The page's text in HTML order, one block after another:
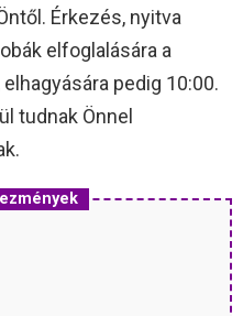
Érkezés, nyitva
elfoglalására a
pedig 10:00.
tudnak Önnel